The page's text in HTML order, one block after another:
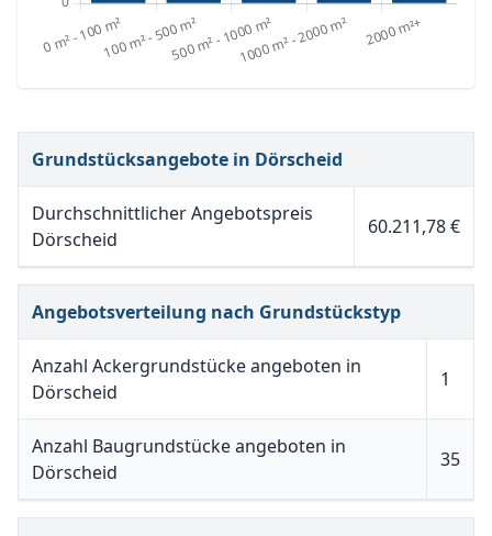
Grundstücksangebote in Dörscheid
Durchschnittlicher Angebotspreis
Dörscheid
60.211,78 €
Angebotsverteilung nach Grundstückstyp
Anzahl Ackergrundstücke angeboten in
Dörscheid
1
Anzahl Baugrundstücke angeboten in
Dörscheid
35